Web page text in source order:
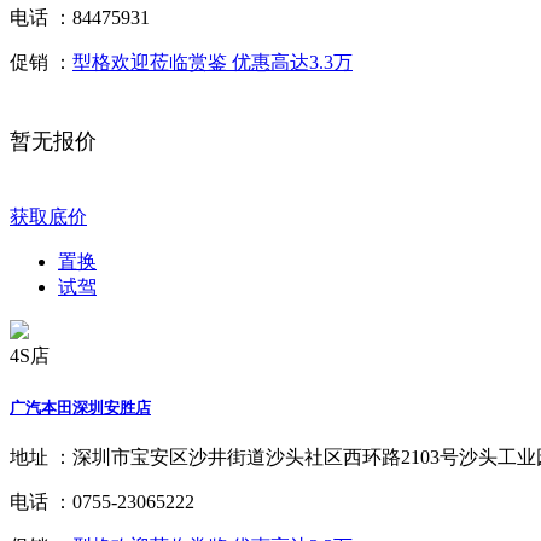
电话 ： 84475931
促销 ： 型格欢迎莅临赏鉴 优惠高达3.3万
暂无报价
获取底价
置换
试驾
4S店
广汽本田深圳安胜店
地址 ： 深圳市宝安区沙井街道沙头社区西环路2103号沙头工业
电话 ： 0755-23065222